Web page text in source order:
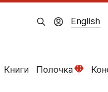
Книги Полочка
English